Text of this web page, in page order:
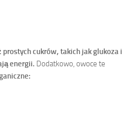
cukrów, takich jak glukoza i
energii. Dodatkowo, owoce te